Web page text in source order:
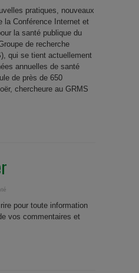
pratiques, nouveaux
la Conférence Internet et
la santé publique du
de recherche
qui se tient actuellement
annuelles de santé
de près de 650
chercheure au GRMS
pour toute information
vos commentaires et